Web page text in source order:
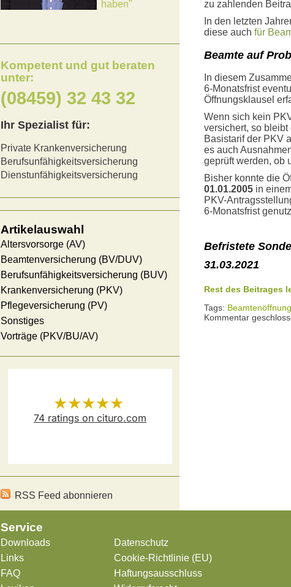
zu zahlenden
In den letzten
diese auch für
Beamte auf
In diesem
6-Monatsfrist
Öffnungsklausel
Wenn sich kein
versichert, so
Basistarif der PKV
es auch
geprüft werden, ob
Bisher konnte die
01.01.2005 in
PKV-
6-Monatsfrist
Befristete
31.03.2021
Rest des Beitrages
Tags:
Kommentar
haben"
Kompetent und gut beraten
unter:
(08459) 32 43 32
Ihr Spezialist für:
Private Krankenversicherung
Berufsunfähigkeitsversicherung
Dienstunfähigkeitsversicherung
Artikelauswahl
Altersvorsorge (AV)
Beamtenversicherung (BV/DUV)
Berufsunfähigkeitsversicherung (BUV)
Krankenversicherung (PKV)
Pflegeversicherung (PV)
Sonstiges
Vorträge (PKV/BU/AV)
Schösserhas
★★★★★
74 ratings on cituro.com
RSS Feed abonnieren
Service
Downloads
Links
FAQ
Datenschutz
Cookie-Richtlinie (EU)
Haftungsausschluss